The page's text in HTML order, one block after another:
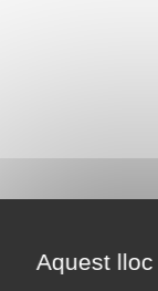
Aquest